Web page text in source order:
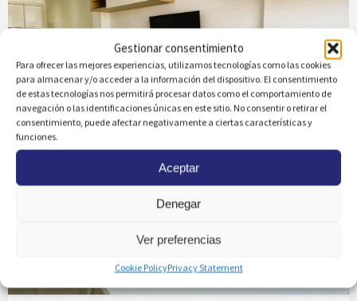
Gestionar consentimiento
Para ofrecer las mejores experiencias, utilizamos tecnologías como las cookies
para almacenar y/o acceder a la información del dispositivo. El consentimiento
de estas tecnologías nos permitirá procesar datos como el comportamiento de
navegación o las identificaciones únicas en este sitio. No consentir o retirar el
consentimiento, puede afectar negativamente a ciertas características y
funciones.
Aceptar
Denegar
Ver preferencias
Cookie PolicyPrivacy Statement
‹ ›